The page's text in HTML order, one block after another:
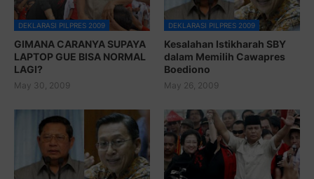
DEKLARASI PILPRES 2009
GIMANA CARANYA SUPAYA
LAPTOP GUE BISA NORMAL
LAGI?
May 30, 2009
DEKLARASI PILPRES 2009
Kesalahan Istikharah SBY
dalam Memilih Cawapres
Boediono
May 26, 2009